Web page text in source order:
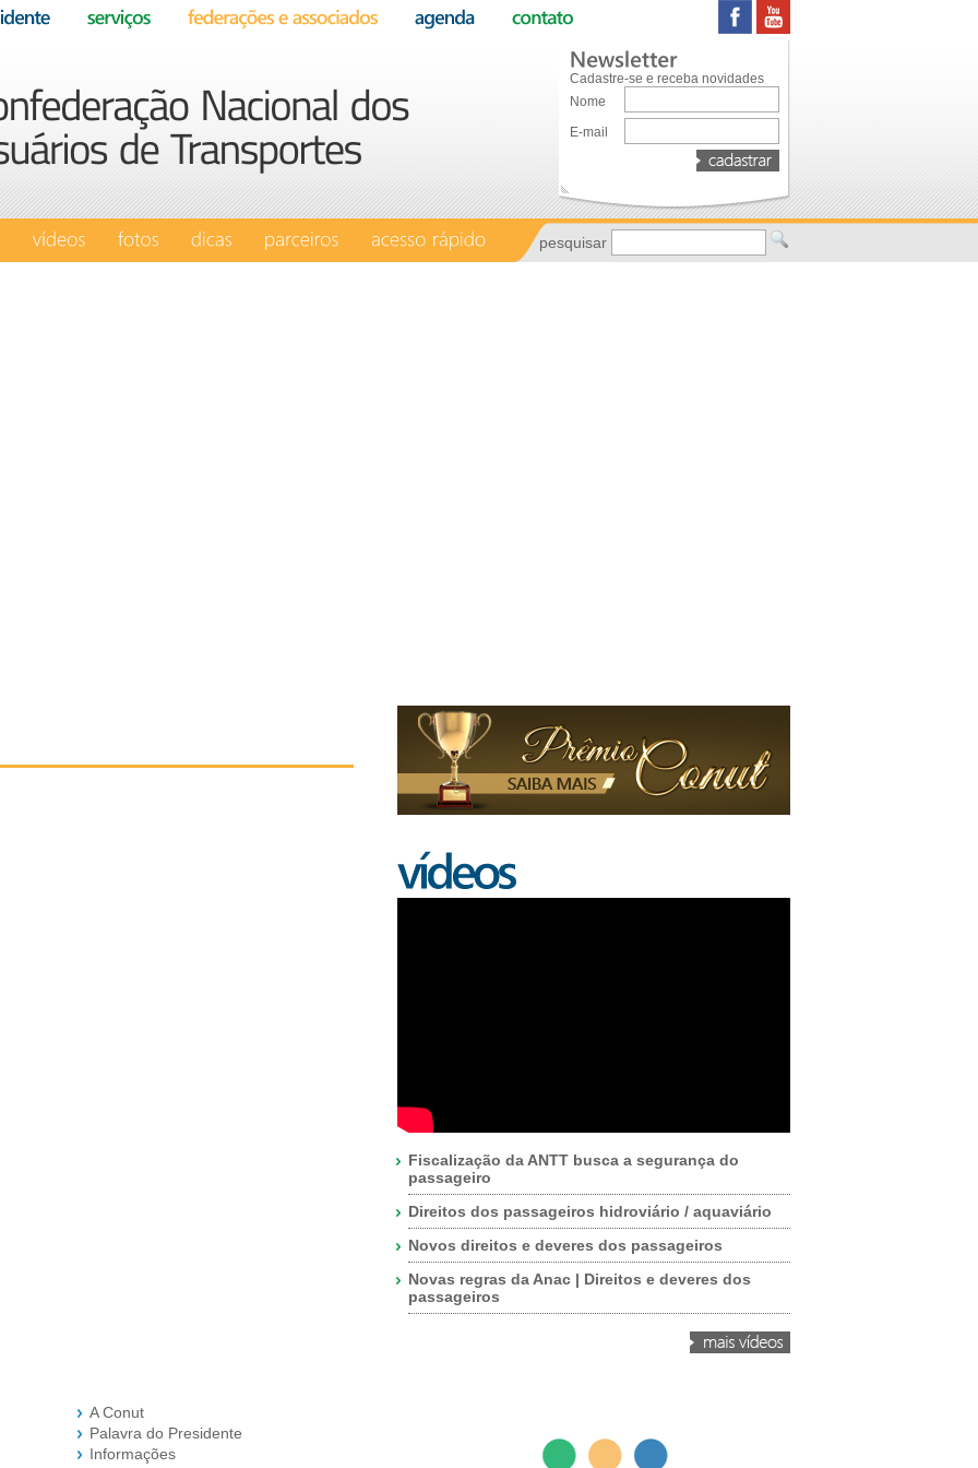
Cadastre-se e receba novidades
Nome
E-mail
pesquisar
Fiscalização da ANTT busca a segurança do
passageiro
Direitos dos passageiros hidroviário / aquaviário
Novos direitos e deveres dos passageiros
Novas regras da Anac | Direitos e deveres dos
passageiros
A Conut
Palavra do Presidente
Informações